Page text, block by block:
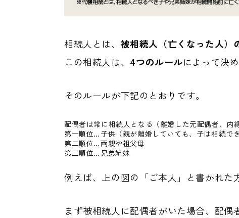
相続人とは、 被相続人（亡くなった人）
この相続人は、 4つのルールによって決
そのルールが下記のとおりです。
配偶者は常に相続人となる（離婚した元配偶者、内
第一順位…子供（親が離婚していても、子は相続でき
第二順位…両親や祖父母
第三順位…兄弟姉妹
例えば、上の図の「ご本人」と書かれた
まず被相続人に配偶者がいた場合、配偶